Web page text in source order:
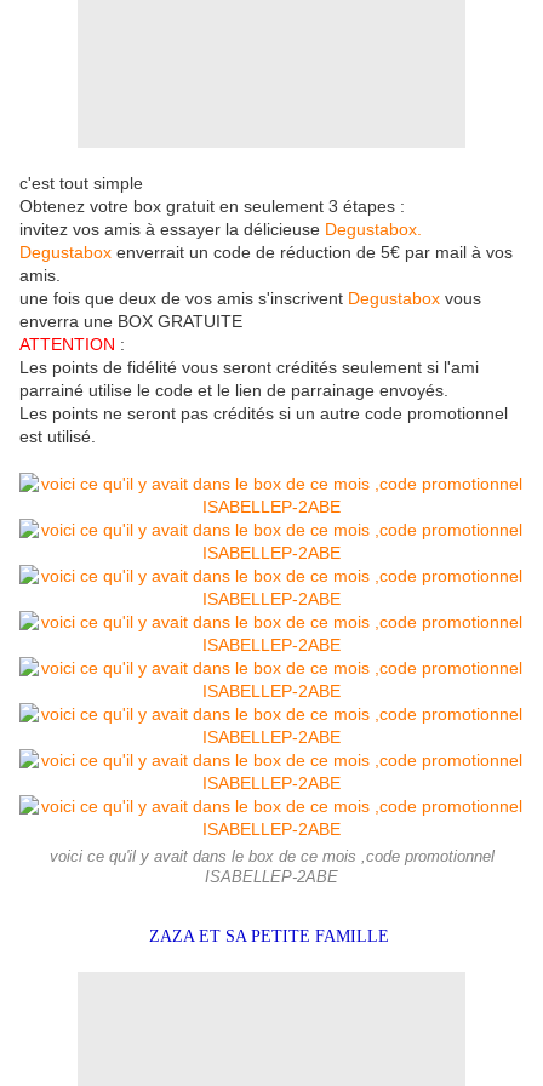
c'est tout simple
Obtenez votre box gratuit en seulement 3 étapes :
invitez vos amis à essayer la délicieuse Degustabox.
Degustabox enverrait un code de réduction de 5€ par mail à vos
amis.
une fois que deux de vos amis s'inscrivent Degustabox vous
enverra une BOX GRATUITE
ATTENTION :
Les points de fidélité vous seront crédités seulement si l'ami
parrainé utilise le code et le lien de parrainage envoyés.
Les points ne seront pas crédités si un autre code promotionnel
est utilisé.
voici ce qu'il y avait dans le box de ce mois ,code promotionnel
ISABELLEP-2ABE
ZAZA ET SA PETITE FAMILLE